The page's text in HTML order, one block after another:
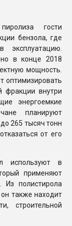
гости
бензола, где
в конце 2018
мощность.
оптимизировать
фракции внутри
энергоемкие
планируют
265 тысяч тонн
от его
используют в
применяют
Из полистирола
также находит
строительной